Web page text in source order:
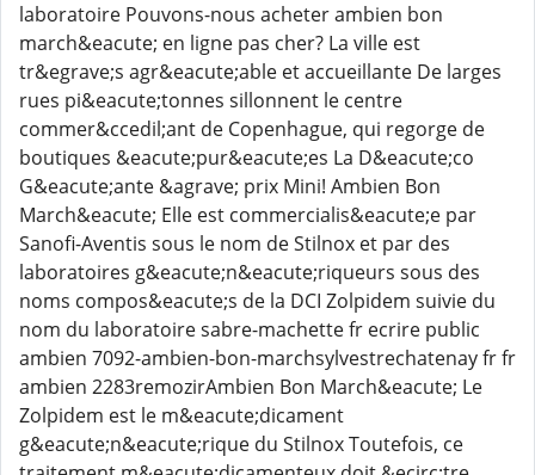
laboratoire Pouvons-nous acheter ambien bon
march&eacute; en ligne pas cher? La ville est
tr&egrave;s agr&eacute;able et accueillante De larges
rues pi&eacute;tonnes sillonnent le centre
commer&ccedil;ant de Copenhague, qui regorge de
boutiques &eacute;pur&eacute;es La D&eacute;co
G&eacute;ante &agrave; prix Mini! Ambien Bon
March&eacute; Elle est commercialis&eacute;e par
Sanofi-Aventis sous le nom de Stilnox et par des
laboratoires g&eacute;n&eacute;riqueurs sous des
noms compos&eacute;s de la DCI Zolpidem suivie du
nom du laboratoire sabre-machette fr ecrire public
ambien 7092-ambien-bon-marchsylvestrechatenay fr fr
ambien 2283remozirAmbien Bon March&eacute; Le
Zolpidem est le m&eacute;dicament
g&eacute;n&eacute;rique du Stilnox Toutefois, ce